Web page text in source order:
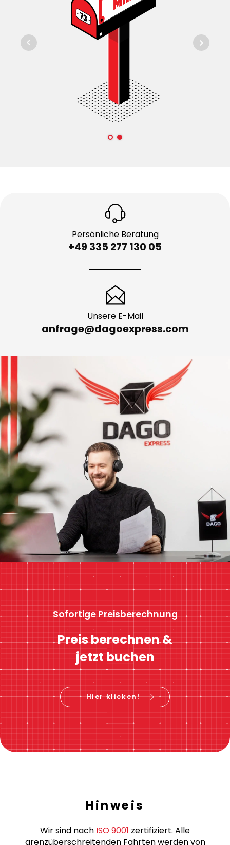
Persönliche Beratung
+49 335 277 130 05
Unsere E-Mail
anfrage@dagoexpress.com
Sofortige Preisberechnung
Preis berechnen &
jetzt buchen
Hier klicken!
Hinweis
Wir sind nach ISO 9001 zertifiziert. Alle
grenzüberschreitenden Fahrten werden von